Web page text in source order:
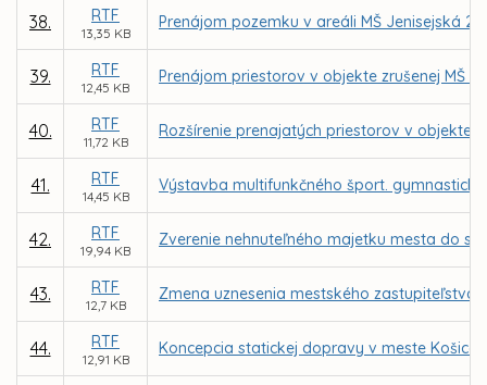
38. RTF
13,35 KB
Prenájom pozemku v areáli MŠ Jenisejská
39. RTF
12,45 KB
Prenájom priestorov v objekte zrušenej MŠ
40. RTF
11,72 KB
Rozšírenie prenajatých priestorov v objekte
41. RTF
14,45 KB
Výstavba multifunkčného šport.
42. RTF
19,94 KB
Zverenie nehnuteľného majetku mesta do
43. RTF
12,7 KB
Zmena uznesenia mestského zastupiteľstva
44. RTF
12,91 KB
Koncepcia statickej dopravy v meste Košice